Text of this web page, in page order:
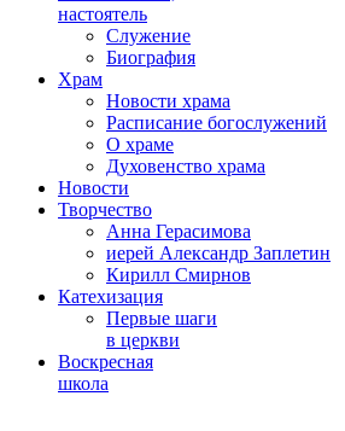
настоятель
Служение
Биография
Храм
Новости храма
Расписание богослужений
О храме
Духовенство храма
Новости
Творчество
Анна Герасимова
иерей Александр Заплетин
Кирилл Смирнов
Катехизация
Первые шаги
в церкви
Воскресная
школа